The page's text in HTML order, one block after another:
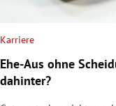
Untermenü
Untermenü
Untermenü
Karriere
Ehe-Aus ohne
dahinter?